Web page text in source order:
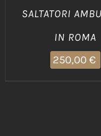
SALTATORI
IN ROMA
250,00 €